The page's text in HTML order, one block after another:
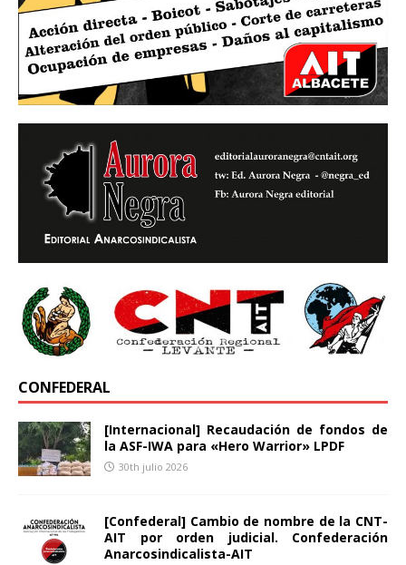
CONFEDERAL
[Internacional] Recaudación de fondos de
la ASF-IWA para «Hero Warrior» LPDF
30th julio 2026
[Confederal] Cambio de nombre de la CNT-
AIT por orden judicial. Confederación
Anarcosindicalista-AIT